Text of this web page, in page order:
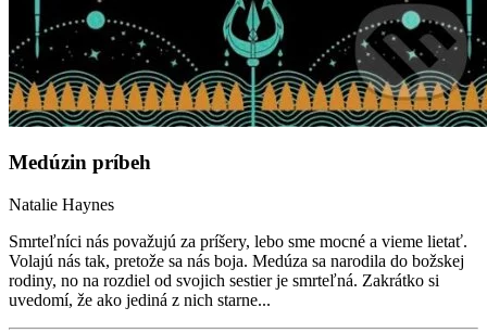
Medúzin príbeh
Natalie Haynes
Smrteľníci nás považujú za príšery, lebo sme mocné a vieme lietať.
Volajú nás tak, pretože sa nás boja. Medúza sa narodila do božskej
rodiny, no na rozdiel od svojich sestier je smrteľná. Zakrátko si
uvedomí, že ako jediná z nich starne...